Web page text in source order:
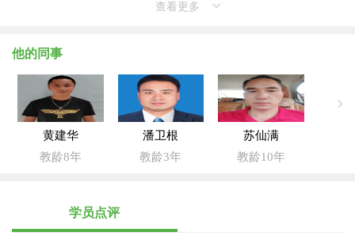
查看更多
他的同事
黄建华
教龄8年
潘卫根
教龄3年
苏仙满
教龄10年
学员点评